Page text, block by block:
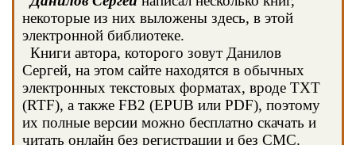
некоторые из них выложены здесь, в этой
электронной библиотеке.
Книги автора, которого зовут Данилов
Сергей, на этом сайте находятся в обычных
электронных текстовых форматах, вроде TXT
(RTF), а также FB2 (EPUB или PDF), поэтому
их полные версии можно бесплатно скачать и
читать онлайн без регистрации и без СМС.